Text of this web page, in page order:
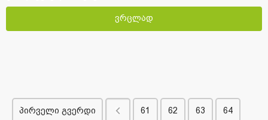
ვრცლად
პირველი გვერდი 61 62 63 64